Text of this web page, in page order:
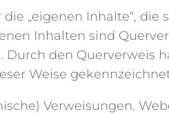
„eigenen Inhalte“,
Inhalten sind
den Querverweis
Weise
Verweisungen.